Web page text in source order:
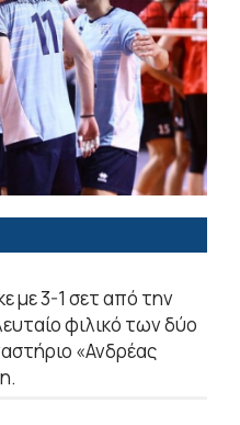
με 3-1 σετ από την
φιλικό των δύο
«Ανδρέας